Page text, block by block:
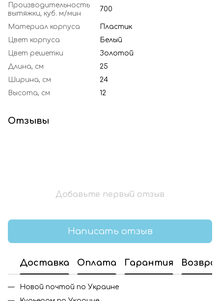
Производительность
вытяжки, куб. м/мин
700
Материал корпуса
Пластик
Цвет корпуса
Белый
Цвет решетки
Золотой
Длина, см
25
Ширина, см
24
Высота, см
12
Отзывы
Добавьте первый отзыв
Написать отзыв
Доставка Оплата Гарантия
Новой почтой по Украине